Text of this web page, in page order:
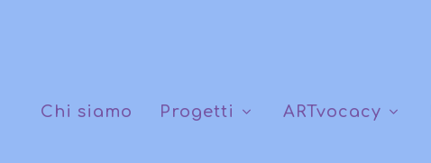
Chi siamo Progetti ARTvocacy